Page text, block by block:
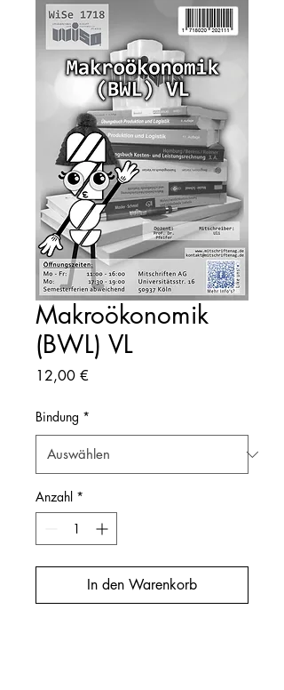
Makroökonomik
(BWL) VL
12,00 €
Bindung *
Anzahl *
In den Warenkorb